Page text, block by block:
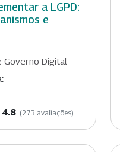
a LGPD:
e
Governo Digital
4.8 (273 avaliações)